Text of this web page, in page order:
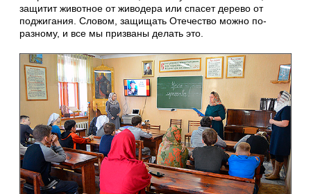
защитит животное от живодера или спасет дерево от
поджигания. Словом, защищать Отечество можно по-
разному, и все мы призваны делать это.